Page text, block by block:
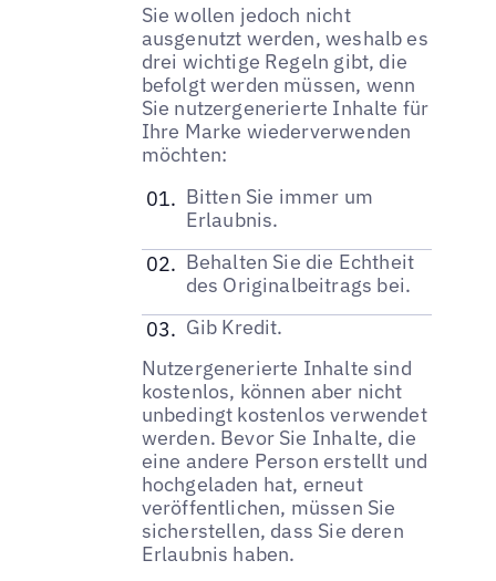
Sie wollen jedoch nicht
ausgenutzt werden, weshalb es
drei wichtige Regeln gibt, die
befolgt werden müssen, wenn
Sie nutzergenerierte Inhalte für
Ihre Marke wiederverwenden
möchten:
Bitten Sie immer um
Erlaubnis.
Behalten Sie die Echtheit
des Originalbeitrags bei.
Gib Kredit.
Nutzergenerierte Inhalte sind
kostenlos, können aber nicht
unbedingt kostenlos verwendet
werden. Bevor Sie Inhalte, die
eine andere Person erstellt und
hochgeladen hat, erneut
veröffentlichen, müssen Sie
sicherstellen, dass Sie deren
Erlaubnis haben.